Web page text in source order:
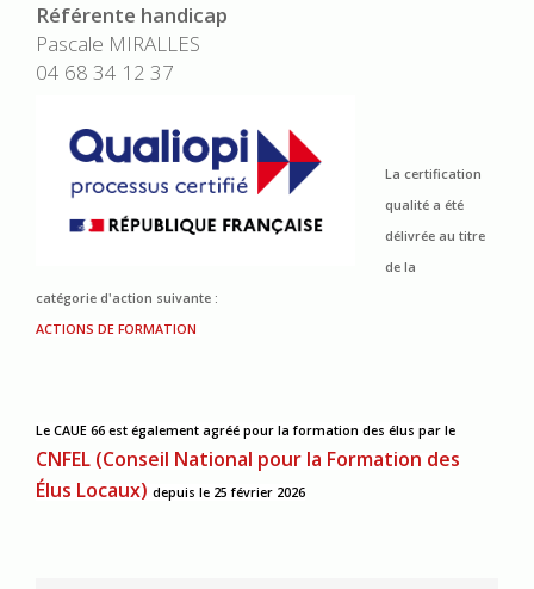
Référente handicap
Pascale MIRALLES
04 68 34 12 37
La certification
qualité a été
délivrée au titre
de la
catégorie d'action suivante :
ACTIONS DE FORMATION
Le CAUE 66 est également agréé pour la formation des élus par le
CNFEL (Conseil National pour la Formation des
Élus Locaux) depuis le 25 février 2026